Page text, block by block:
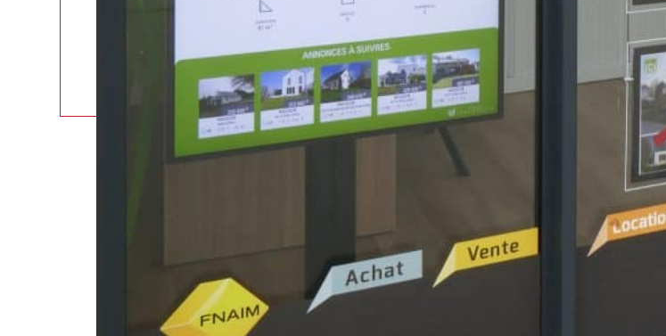
habiller les écrans du système VM
Videowall avec vos contenus exclusifsou sélectionner
votre affichage dans notre librairie média en ligne.
FAITES LE CHOIX DU
POUR VOTRE